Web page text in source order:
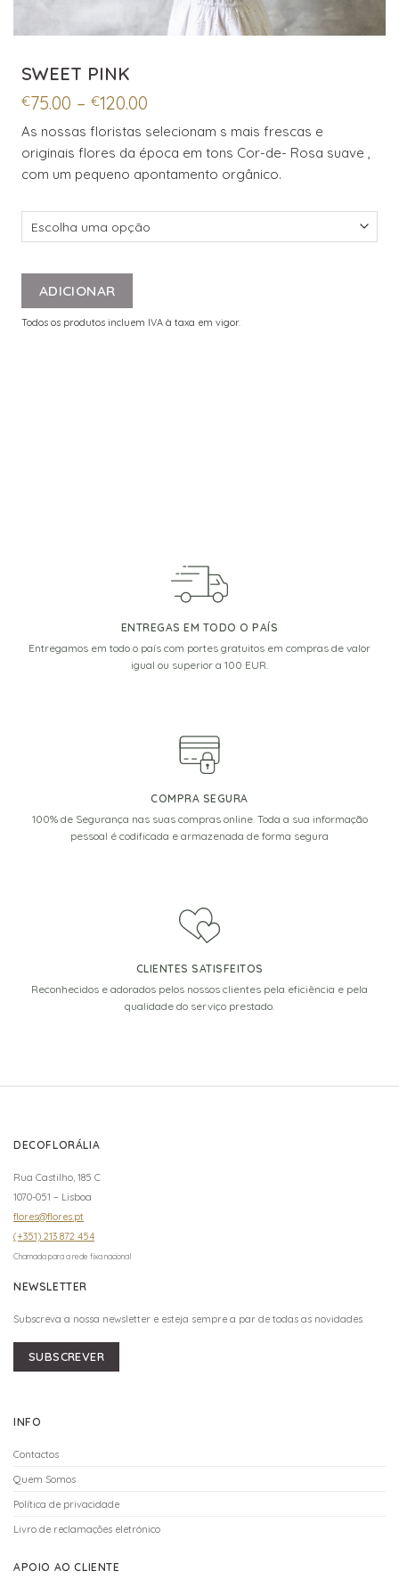
SWEET PINK
€75.00 – €120.00
€75.00
through
€120.00
As nossas floristas selecionam s mais frescas e
originais flores da época em tons Cor-de- Rosa suave ,
com um pequeno apontamento orgânico.
ADICIONAR
Todos os produtos incluem IVA à taxa em vigor.
ENTREGAS EM TODO O PAÍS
Entregamos em todo o país com portes gratuitos em compras de valor
igual ou superior a 100 EUR.
COMPRA SEGURA
100% de Segurança nas suas compras online. Toda a sua informação
pessoal é codificada e armazenada de forma segura
CLIENTES SATISFEITOS
Reconhecidos e adorados pelos nossos clientes pela eficiência e pela
qualidade do serviço prestado.
DECOFLORÁLIA
Rua Castilho, 185 C
1070-051 – Lisboa
flores@flores.pt
(+351) 213 872 454
Chamada para a rede fixa nacional
NEWSLETTER
Subscreva a nossa newsletter e esteja sempre a par de todas as novidades.
SUBSCREVER
INFO
Contactos
Quem Somos
Política de privacidade
Livro de reclamações eletrónico
APOIO AO CLIENTE